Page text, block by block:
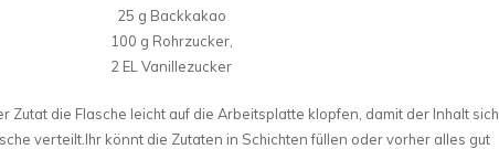
25 g Backkakao
100 g Rohrzucker,
2 EL Vanillezucker
Zutat die Flasche leicht auf die Arbeitsplatte klopfen, damit der Inhalt sich
verteilt.Ihr könnt die Zutaten in Schichten füllen oder vorher alles gut